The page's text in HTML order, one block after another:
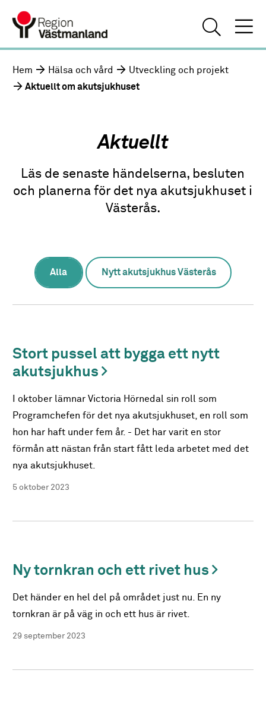
Hem Hälsa och vård
Utveckling och projekt
Aktuellt om akutsjukhuset
Aktuellt
Läs de senaste händelserna, besluten
och planerna för det nya akutsjukhuset i
Västerås.
Alla Nytt akutsjukhus Västerås
Stort pussel att bygga ett nytt
akutsjukhus
I oktober lämnar Victoria Hörnedal sin roll som
Programchefen för det nya akutsjukhuset, en roll som
hon har haft under fem år. - Det har varit en stor
förmån att nästan från start fått leda arbetet med det
nya akutsjukhuset.
5 oktober 2023
Ny tornkran och ett rivet hus
Det händer en hel del på området just nu. En ny
tornkran är på väg in och ett hus är rivet.
29 september 2023